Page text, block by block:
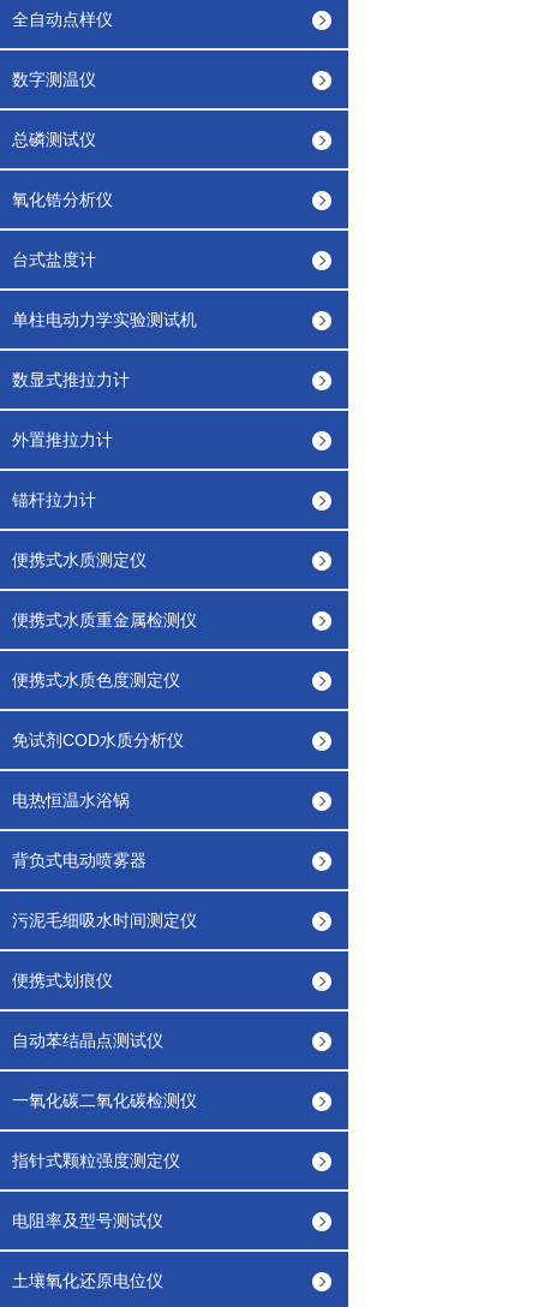
全自动点样仪
数字测温仪
总磷测试仪
氧化锆分析仪
台式盐度计
单柱电动力学实验测试机
数显式推拉力计
外置推拉力计
锚杆拉力计
便携式水质测定仪
便携式水质重金属检测仪
便携式水质色度测定仪
免试剂COD水质分析仪
电热恒温水浴锅
背负式电动喷雾器
污泥毛细吸水时间测定仪
便携式划痕仪
自动苯结晶点测试仪
一氧化碳二氧化碳检测仪
指针式颗粒强度测定仪
电阻率及型号测试仪
土壤氧化还原电位仪